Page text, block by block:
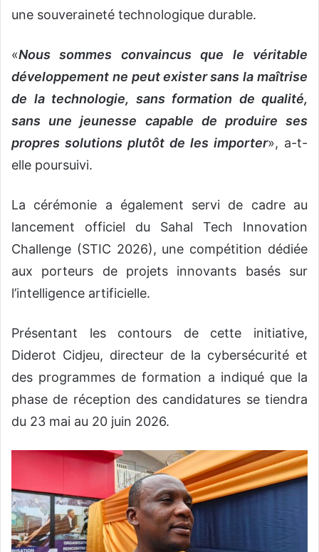
une souveraineté technologique durable.
«Nous sommes convaincus que le véritable
développement ne peut exister sans la maîtrise
de la technologie, sans formation de qualité,
sans une jeunesse capable de produire ses
propres solutions plutôt de les importer», a-t-
elle poursuivi.
La cérémonie a également servi de cadre au
lancement officiel du Sahal Tech Innovation
Challenge (STIC 2026), une compétition dédiée
aux porteurs de projets innovants basés sur
l’intelligence artificielle.
Présentant les contours de cette initiative,
Diderot Cidjeu, directeur de la cybersécurité et
des programmes de formation a indiqué que la
phase de réception des candidatures se tiendra
du 23 mai au 20 juin 2026.